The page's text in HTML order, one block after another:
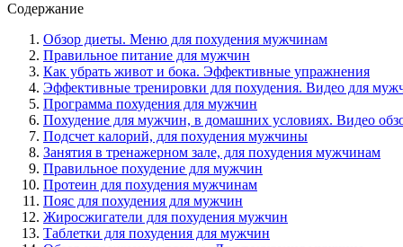
Содержание
Обзор диеты. Меню для похудения мужчинам
Правильное питание для мужчин
Как убрать живот и бока. Эффективные упражнения
Эффективные тренировки для похудения. Видео для
Программа похудения для мужчин
Похудение для мужчин, в домашних условиях. Видео
Подсчет калорий, для похудения мужчины
Занятия в тренажерном зале, для похудения мужчинам
Правильное похудение для мужчин
Протеин для похудения мужчинам
Пояс для похудения для мужчин
Жиросжигатели для похудения мужчин
Таблетки для похудения для мужчин